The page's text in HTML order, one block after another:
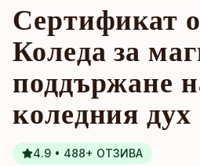
Сертификат
Коледа за
поддържане
коледния дух
4.9 • 488+ ОТЗИВА